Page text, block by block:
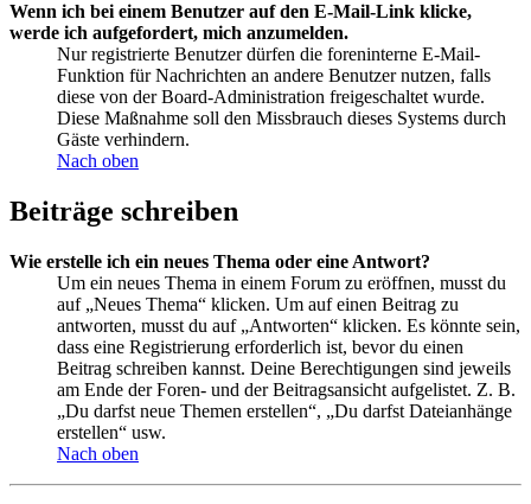
Wenn ich bei einem Benutzer auf den E-Mail-Link klicke,
werde ich aufgefordert, mich anzumelden.
Nur registrierte Benutzer dürfen die foreninterne E-Mail-
Funktion für Nachrichten an andere Benutzer nutzen, falls
diese von der Board-Administration freigeschaltet wurde.
Diese Maßnahme soll den Missbrauch dieses Systems durch
Gäste verhindern.
Nach oben
Beiträge schreiben
Wie erstelle ich ein neues Thema oder eine Antwort?
Um ein neues Thema in einem Forum zu eröffnen, musst du
auf „Neues Thema“ klicken. Um auf einen Beitrag zu
antworten, musst du auf „Antworten“ klicken. Es könnte sein,
dass eine Registrierung erforderlich ist, bevor du einen
Beitrag schreiben kannst. Deine Berechtigungen sind jeweils
am Ende der Foren- und der Beitragsansicht aufgelistet. Z. B.
„Du darfst neue Themen erstellen“, „Du darfst Dateianhänge
erstellen“ usw.
Nach oben